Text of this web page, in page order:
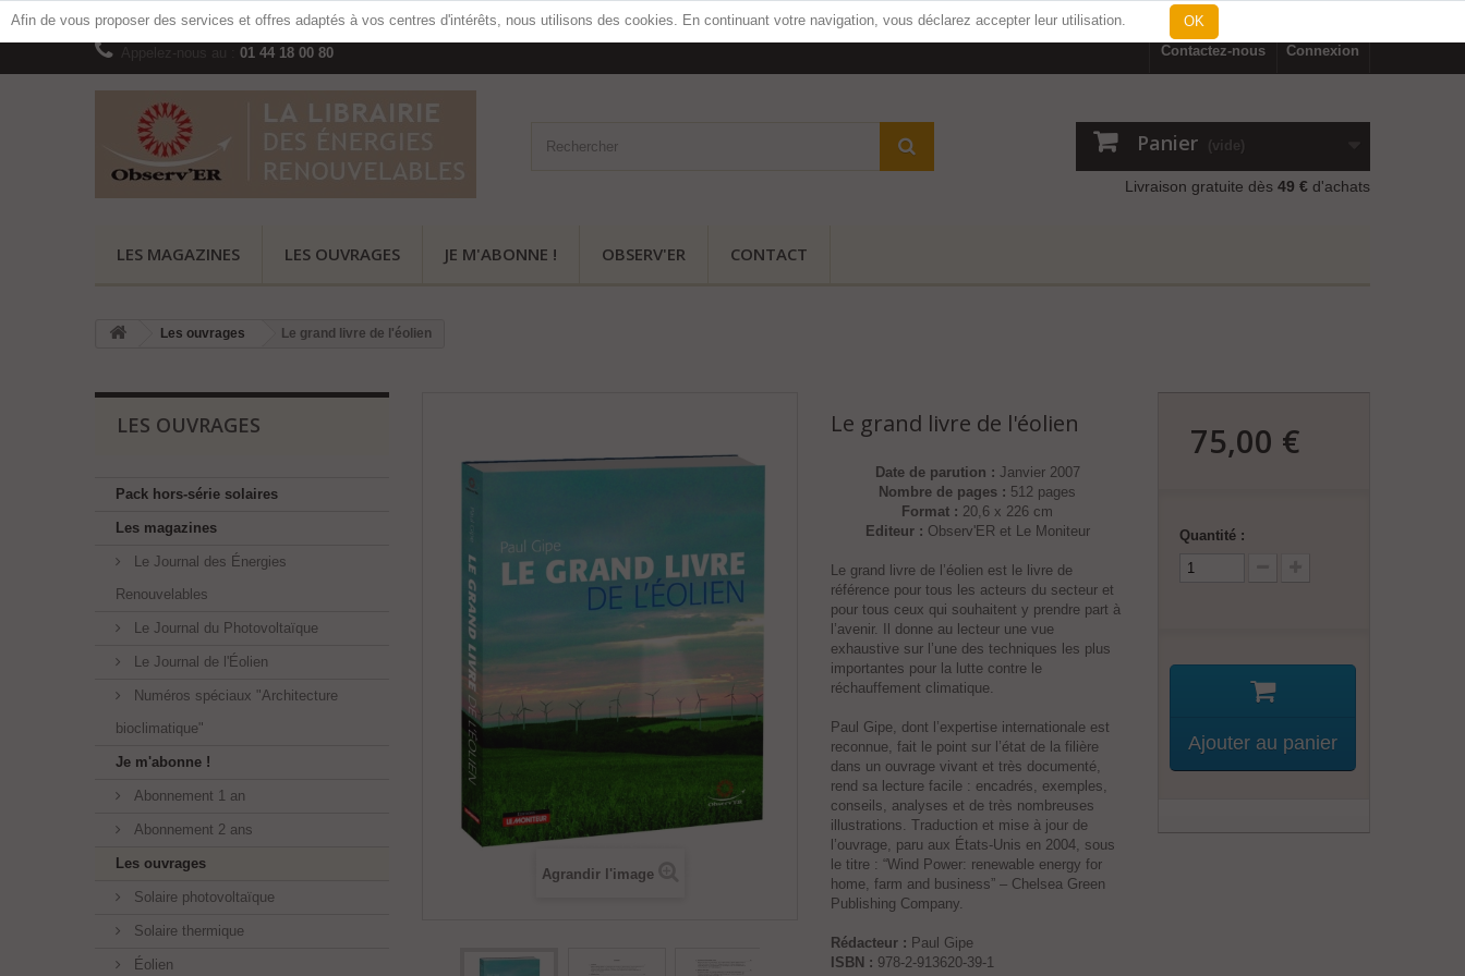
Connexion
Contactez-nous
01 44 18 00 80
Panier (vide)
Livraison gratuite dès 49 € d'achats
LES MAGAZINES LES OUVRAGES JE M'ABONNE ! OBSERV'ER CONTACT
Les ouvrages Le grand livre de l'éolien
LES OUVRAGES
Pack hors-série solaires
Les magazines
Le Journal des Énergies
Renouvelables
Le Journal du Photovoltaïque
Le Journal de l'Éolien
Numéros spéciaux "Architecture
bioclimatique"
Je m'abonne !
Abonnement 1 an
Abonnement 2 ans
Les ouvrages
Solaire photovoltaïque
Solaire thermique
Éolien
Agrandir l'image
Le grand livre de l'éolien
Date de parution : Janvier 2007
Nombre de pages : 512 pages
Format : 20,6 x 226 cm
Editeur : Observ'ER et Le Moniteur
Le grand livre de l’éolien est le livre de
référence pour tous les acteurs du secteur et
pour tous ceux qui souhaitent y prendre part à
l’avenir. Il donne au lecteur une vue
exhaustive sur l’une des techniques les plus
importantes pour la lutte contre le
réchauffement climatique.
Paul Gipe, dont l’expertise internationale est
reconnue, fait le point sur l’état de la filière
dans un ouvrage vivant et très documenté,
rend sa lecture facile : encadrés, exemples,
conseils, analyses et de très nombreuses
illustrations. Traduction et mise à jour de
l’ouvrage, paru aux États-Unis en 2004, sous
le titre : “Wind Power: renewable energy for
home, farm and business” – Chelsea Green
Publishing Company.
Rédacteur : Paul Gipe
ISBN : 978-2-913620-39-1
75,00 €
Quantité :
Ajouter au panier
Afin de vous proposer des services et offres adaptés à vos centres d'intérêts, nous utilisons des cookies. En continuant votre navigation, vous déclarez accepter leur utilisation. OK